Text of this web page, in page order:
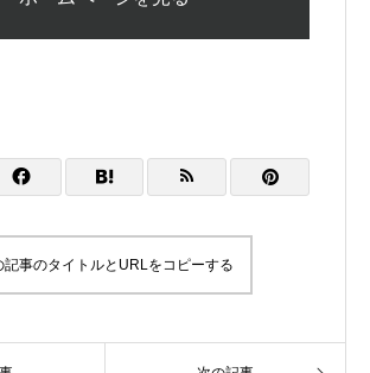
記事のタイトルとURLをコピーする